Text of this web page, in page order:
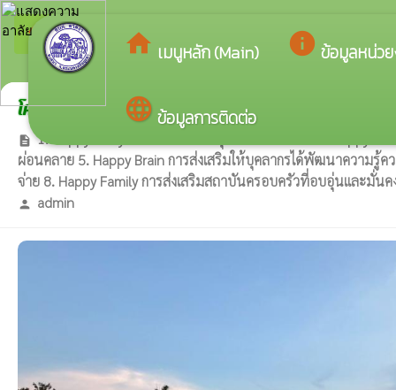
home เมนูหลัก (Main) info ข้อมูลหน่ว
language ข้อมูลการติดต่อ
arrow_back_ios กลับเมนูหลัก ยินดีต้อนรับสู่เว็บไซต์ขอ
โครงการส่งเสริมและบริหารจัดการเพื่อการดำเนินการ
description 1. Happy Body การส่งเสริมด้านสุขภาพกายและใจ 2. Happy
ผ่อนคลาย 5. Happy Brain การส่งเสริมให้บุคลากรได้พัฒนาความรู้ค
จ่าย 8. Happy Family การส่งเสริมสถาบันครอบครัวที่อบอุ่นและมั่นค
person admin